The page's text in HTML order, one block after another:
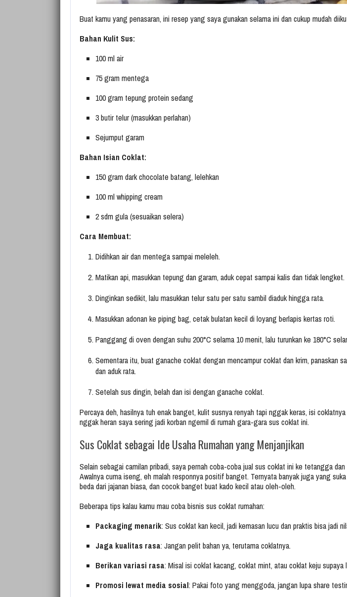
Buat kamu yang penasaran, ini resep yang saya gunakan selama ini dan cukup mudah
Bahan Kulit Sus:
100 ml air
75 gram mentega
100 gram tepung protein sedang
3 butir telur (masukkan perlahan)
Sejumput garam
Bahan Isian Coklat:
150 gram dark chocolate batang, lelehkan
100 ml whipping cream
2 sdm gula (sesuaikan selera)
Cara Membuat:
Didihkan air dan mentega sampai meleleh.
Matikan api, masukkan tepung dan garam, aduk cepat sampai kalis dan tidak lengket.
Dinginkan sedikit, lalu masukkan telur satu per satu sambil diaduk hingga rata.
Masukkan adonan ke piping bag, cetak bulatan kecil di loyang berlapis kertas roti.
Panggang di oven dengan suhu 200°C selama 10 menit, lalu turunkan ke 180°C
Sementara itu, buat ganache coklat dengan mencampur coklat dan krim, panaskan
dan aduk rata.
Setelah sus dingin, belah dan isi dengan ganache coklat.
Percaya deh, hasilnya tuh enak banget, kulit susnya renyah tapi nggak keras, isi
nggak heran saya sering jadi korban ngemil di rumah gara-gara sus coklat ini.
Sus Coklat sebagai Ide Usaha Rumahan yang Menjanjikan
Selain sebagai camilan pribadi, saya pernah coba-coba jual sus coklat ini ke tetangga dan
Awalnya cuma iseng, eh malah responnya positif banget. Ternyata banyak juga yang
beda dari jajanan biasa, dan cocok banget buat kado kecil atau oleh-oleh.
Beberapa tips kalau kamu mau coba bisnis sus coklat rumahan:
Packaging menarik: Sus coklat kan kecil, jadi kemasan lucu dan praktis bisa jadi
Jaga kualitas rasa: Jangan pelit bahan ya, terutama coklatnya.
Berikan variasi rasa: Misal isi coklat kacang, coklat mint, atau coklat keju supaya
Promosi lewat media sosial: Pakai foto yang menggoda, jangan lupa share